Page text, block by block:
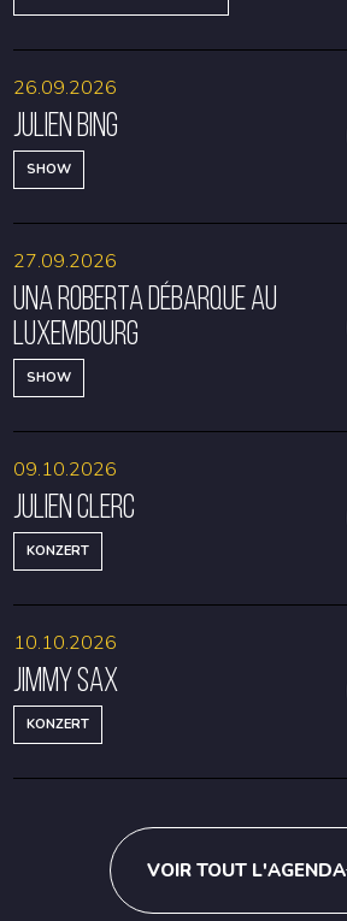
Julien Bing
SHOW
26.09.2026
Una Roberta débarque au
Luxembourg
SHOW
27.09.2026
Julien Clerc
KONZERT
09.10.2026
Jimmy Sax
KONZERT
10.10.2026
VOIR TOUT L'AGENDA